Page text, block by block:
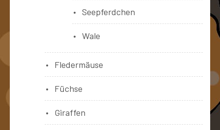
Seepferdchen
Wale
Fledermäuse
Füchse
Giraffen